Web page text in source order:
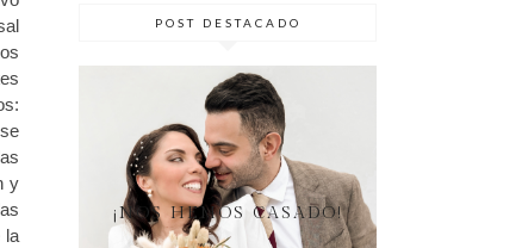
y
la
POST DESTACADO
¡NOS HEMOS CASADO!